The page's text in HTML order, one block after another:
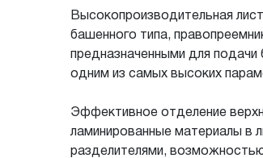
Высокопроизводительная
башенного типа,
предназначенными для
одним из самых высоких
Эффективное отделение
ламинированные материалы в
разделителями, возможностью